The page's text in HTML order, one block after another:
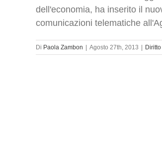
dell'economia, ha inserito il
comunicazioni telematiche
Di Paola Zambon Agosto 27th, 2013